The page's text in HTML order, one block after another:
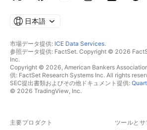
日本語
市場データ提供: ICE Data Services.
参照データ提供: FactSet. Copyright © 2026
Inc.
Copyright © 2026, American Bankers
供: FactSet Research Systems Inc. All rights
SEC提出書類およびその他ドキュメント提供:
© 2026 TradingView, Inc.
主要プロダクト ツールと